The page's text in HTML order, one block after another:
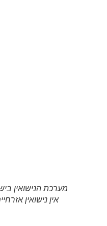
מערכת הנישואין
אין נישואין